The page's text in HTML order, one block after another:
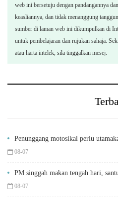
web ini bersetuju dengan pandangannya
keasliannya, dan tidak menanggung
sumber di laman web ini dikumpulkan di
untuk pembelajaran dan rujukan sahaja.
atau harta intelek, sila tinggalkan mesej.
Penunggang motosikal perlu
08-07
PM singgah makan tengah hari,
08-07